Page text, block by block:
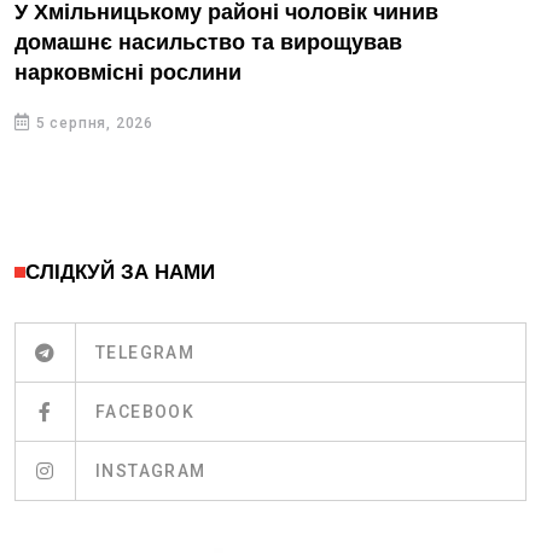
У Хмільницькому районі чоловік чинив
домашнє насильство та вирощував
нарковмісні рослини
5 серпня, 2026
СЛІДКУЙ ЗА НАМИ
TELEGRAM
FACEBOOK
INSTAGRAM